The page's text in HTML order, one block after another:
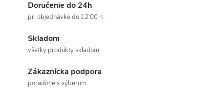
Doručenie do 24h
pri objednávke do 12:00 h
Skladom
všetky produkty skladom
Zákaznícka podpora
poradíme s výberom